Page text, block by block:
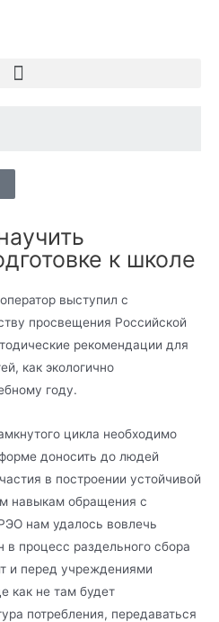
к школе
выступил с
просвещения Российской
рекомендации для
как экологично
году.
цикла необходимо
доносить до людей
в построении устойчивой
навыкам обращения с
нам удалось вовлечь
в процесс раздельного сбора
и перед учреждениями
как не там будет
потребления, передаваться